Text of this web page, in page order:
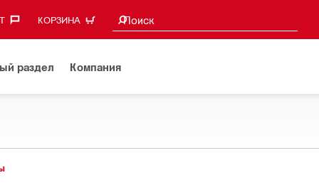
КОРЗИНА Поиск
Поиск предложений
раздел Компания